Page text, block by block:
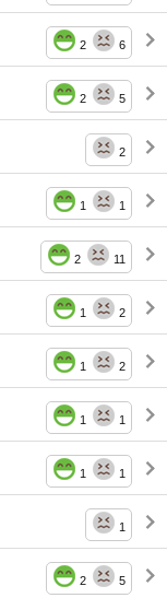
2 6
2 5
2
1 1
2 11
1 2
1 2
1 1
1 1
1
2 5